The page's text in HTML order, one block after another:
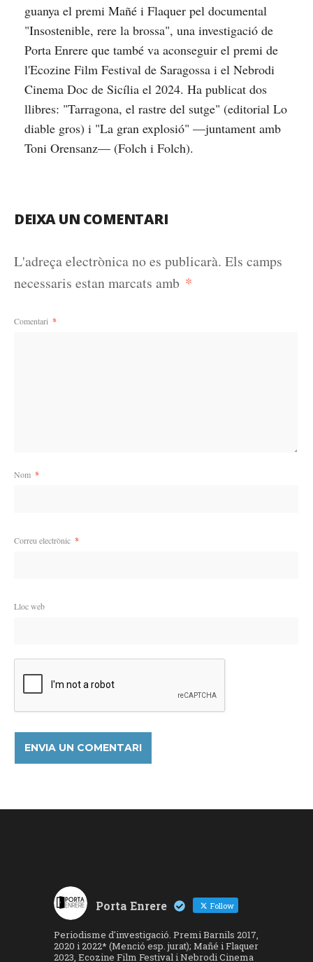
guanya el premi Mañé i Flaquer pel documental
"Insostenible, rere la brossa", una investigació de
Porta Enrere que també va aconseguir el premi de
l'Ecozine Film Festival de Saragossa i el Nebrodi
Cinema Doc de Sicília el 2024. Ha publicat dos
llibres: "Tarragona, el rastre del sutge" (editorial Lo
diable gros) i "La gran explosió" —juntament amb
Toni Orensanz— (Folch i Folch).
DEIXA UN COMENTARI
L'adreça electrònica no es publicarà. Els camps
necessaris estan marcats amb *
Comentari *
Nom *
Correu electrònic *
Lloc web
Porta Enrere Follow
Periodisme d'investigació. Premi Barnils 2017,
2020 i 2022* (Menció esp. jurat); Mañé i Flaquer
2023, Ecozine Film Festival i Nebrodi Cinema